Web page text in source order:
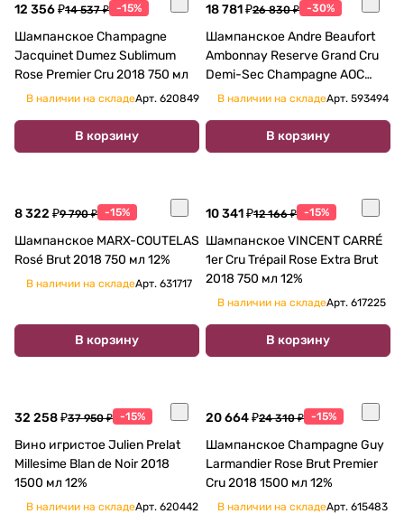
12 356 ₽14 537 ₽ -15%
Шампанское Champagne
Jacquinet Dumez Sublimum
Rose Premier Cru 2018 750 мл
В наличии на складеАрт. 620849
В корзину
18 781 ₽26 830 ₽ -30%
Шампанское Andre Beaufort
Ambonnay Reserve Grand Cru
Demi-Sec Champagne AOC
2018 750 мл
В наличии на складеАрт. 593494
В корзину
8 322 ₽9 790 ₽ -15%
Шампанское MARX-COUTELAS
Rosé Brut 2018 750 мл 12%
В наличии на складеАрт. 631717
В корзину
10 341 ₽12 166 ₽ -15%
Шампанское VINCENT CARRÉ
1er Cru Trépail Rose Extra Brut
2018 750 мл 12%
В наличии на складеАрт. 617225
В корзину
32 258 ₽37 950 ₽ -15%
Вино игристое Julien Prelat
Millesime Blan de Noir 2018
1500 мл 12%
В наличии на складеАрт. 620442
20 664 ₽24 310 ₽ -15%
Шампанское Champagne Guy
Larmandier Rose Brut Premier
Cru 2018 1500 мл 12%
В наличии на складеАрт. 615483